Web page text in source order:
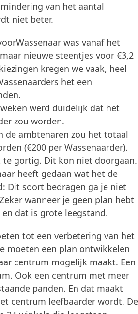
van het aantal
niet beter.
was vanaf het
nieuwe steentjes voor €3,2
kregen we vaak, heel
het een
werd duidelijk dat het
zou worden.
de ambtenaren zou het totaal
(€200 per Wassenaarder).
te gortig. Dit kon niet doorgaan.
heeft gedaan wat het de
Dit soort bedragen ga je niet
wanneer je geen plan hebt
dat is grote leegstand.
tot een verbetering van het
moeten een plan ontwikkelen
centrum mogelijk maakt. Een
Ook een centrum met meer
panden. En dat maakt
centrum leefbaarder wordt. De